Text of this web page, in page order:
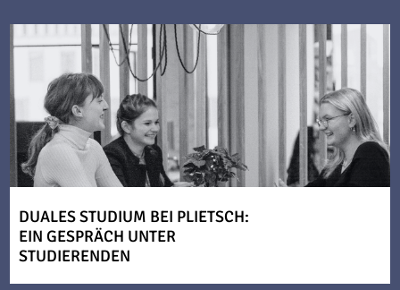
DUALES STUDIUM BEI PLIETSCH:
EIN GESPRÄCH UNTER
STUDIERENDEN